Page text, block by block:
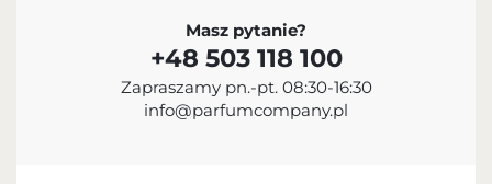
Inter Parfums, Inc.
+1 212-983-2640
551 Fifth Avenue, NY 10176, USA
Masz pytanie?
+48 503 118 100
Zapraszamy pn.-pt. 08:30-16:30
info@parfumcompany.pl